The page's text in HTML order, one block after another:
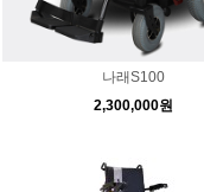
나래S100
2,300,000원